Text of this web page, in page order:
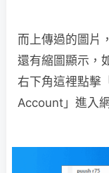
而上傳過的圖片
還有縮圖顯示，
右下角這裡點擊
Account」進入